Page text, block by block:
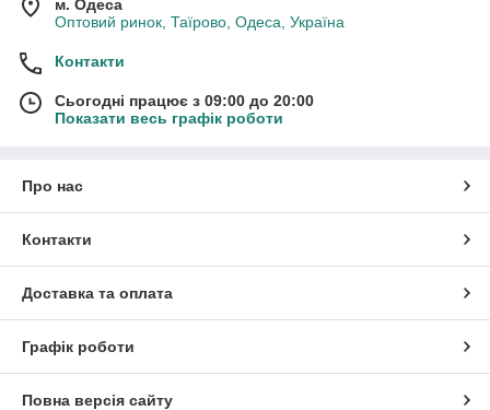
м. Одеса
Оптовий ринок, Таїрово, Одеса, Україна
Контакти
Сьогодні працює з 09:00 до 20:00
Показати весь графік роботи
Про нас
Контакти
Доставка та оплата
Графік роботи
Повна версія сайту